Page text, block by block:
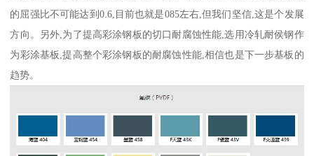
的屈强比不可能达到0.6,目前也就是085左右,但我们坚信,这是个发展
方向。另外,为了提高彩涂钢板的切口耐腐蚀性能,选用冷轧耐侯钢作
为彩涂基板,提高整个彩涂钢板的耐腐蚀性能,相信也是下一步基板的
趋势。